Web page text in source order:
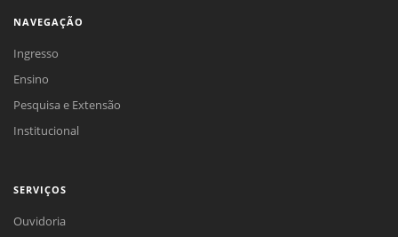
NAVEGAÇÃO
Ingresso
Ensino
Pesquisa e Extensão
Institucional
SERVIÇOS
Ouvidoria